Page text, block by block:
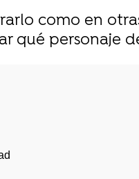
como en
qué personaje